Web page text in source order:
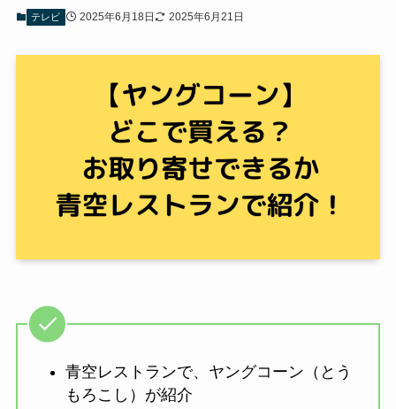
テレビ 2025年6月18日 2025年6月21日
青空レストランで、ヤングコーン（とう
もろこし）が紹介